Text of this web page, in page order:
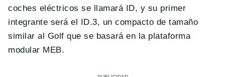
coches eléctricos se llamará ID, y su primer
integrante será el ID.3, un compacto de tamaño
similar al Golf que se basará en la plataforma
modular MEB.